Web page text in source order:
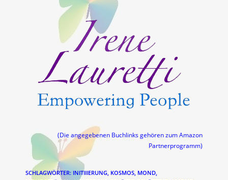
(Die angegebenen Buchlinks gehören zum Amazon
Partnerprogramm)
SCHLAGWÖRTER: INITIIIERUNG KOSMOS MOND